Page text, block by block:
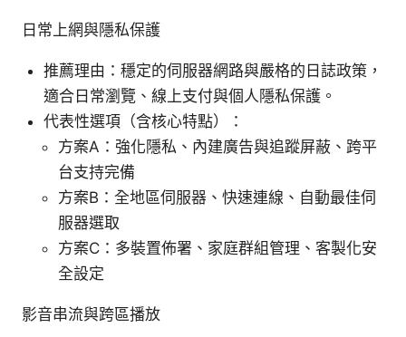
日常上網與隱私保護
推薦理由：穩定的伺服器網路與嚴格的日誌政策，
適合日常瀏覽、線上支付與個人隱私保護。
代表性選項（含核心特點）：
方案A：強化隱私、內建廣告與追蹤屏蔽、跨平
台支持完備
方案B：全地區伺服器、快速連線、自動最佳伺
服器選取
方案C：多裝置佈署、家庭群組管理、客製化安
全設定
影音串流與跨區播放